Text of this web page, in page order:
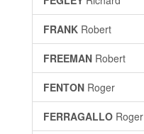
FRANK Robert
FREEMAN Robert
FENTON Roger
FERRAGALLO Roger